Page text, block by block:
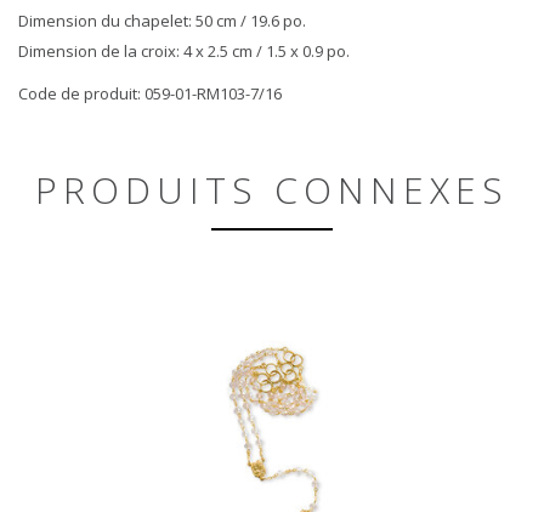
Dimension du chapelet: 50 cm / 19.6 po.
Dimension de la croix: 4 x 2.5 cm / 1.5 x 0.9 po.
Code de produit: 059-01-RM103-7/16
PRODUITS CONNEXES